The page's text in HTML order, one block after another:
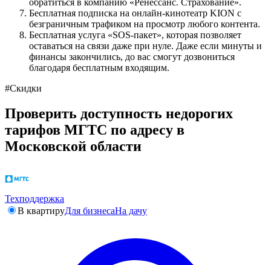
Бесплатная подписка на онлайн-кинотеатр KION с
безграничным трафиком на просмотр любого контента.
Бесплатная услуга «SOS-пакет», которая позволяет
оставаться на связи даже при нуле. Даже если минуты и
финансы закончились, до вас смогут дозвониться
благодаря бесплатным входящим.
#Скидки
Проверить доступность недорогих
тарифов МГТС по адресу в
Московской области
Техподдержка
В квартируДля бизнесаНа дачу